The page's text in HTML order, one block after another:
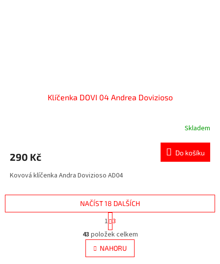
Klíčenka DOVI 04 Andrea Dovizioso
Skladem
290 Kč Do košíku
Kovová klíčenka Andra Dovizioso AD04
O
v
l
á
NAČÍST 18 DALŠÍCH
t
r
á
n
k
1 3
43 položek celkem
NAHORU